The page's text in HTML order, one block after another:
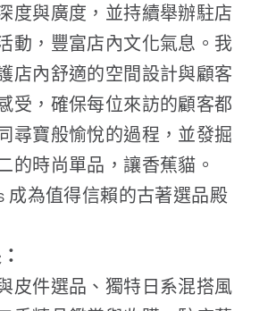
度與廣度，並持續舉辦駐店
動，豐富店內文化氣息。我
店內舒適的空間設計與顧客
受，確保每位來訪的顧客都
尋寶般愉悅的過程，並發掘
的時尚單品，讓香蕉貓。
成為值得信賴的古著選品殿
皮件選品、獨特日系混搭風